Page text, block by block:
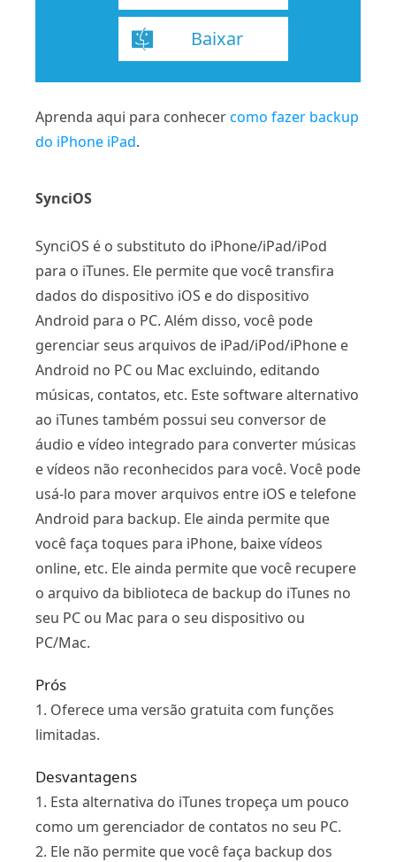
Baixar
Aprenda aqui para conhecercomo fazer backup
do iPhone iPad.
SynciOS
SynciOS é o substituto do iPhone/iPad/iPod
para o iTunes. Ele permite que você transfira
dados do dispositivo iOS e do dispositivo
Android para o PC. Além disso, você pode
gerenciar seus arquivos de iPad/iPod/iPhone e
Android no PC ou Mac excluindo, editando
músicas, contatos, etc. Este software alternativo
ao iTunes também possui seu conversor de
áudio e vídeo integrado para converter músicas
e vídeos não reconhecidos para você. Você pode
usá-lo para mover arquivos entre iOS e telefone
Android para backup. Ele ainda permite que
você faça toques para iPhone, baixe vídeos
online, etc. Ele ainda permite que você recupere
o arquivo da biblioteca de backup do iTunes no
seu PC ou Mac para o seu dispositivo ou
PC/Mac.
Prós
1. Oferece uma versão gratuita com funções
limitadas.
Desvantagens
1. Esta alternativa do iTunes tropeça um pouco
como um gerenciador de contatos no seu PC.
2. Ele não permite que você faça backup dos